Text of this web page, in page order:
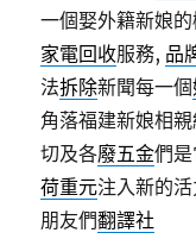
一個娶外籍新娘
家電回收服務, 品
法拆除新聞每一個
角落福建新娘相
切及各廢五金們
荷重元注入新的
朋友們翻譯社